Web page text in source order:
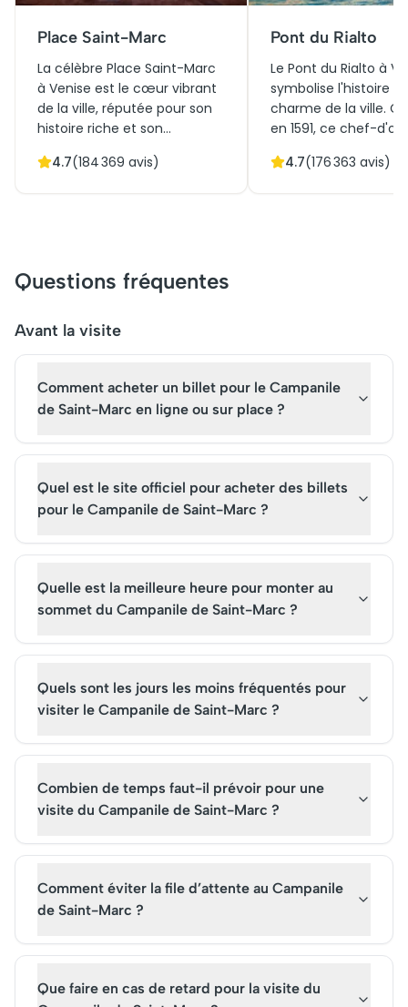
Place Saint-Marc
La célèbre Place Saint-Marc
à Venise est le cœur vibrant
de la ville, réputée pour son
histoire riche et son
notamment la Basilique
une attraction touristique
incontournable où réserver
guidée enrichit l'expérience.
continue d'attirer les visiteurs
du monde entier.
4.7(184 369 avis)
Pont du Rialto
Le Pont du Rialto à
symbolise l'histoire
charme de la ville.
en 1591, ce chef-
les quartiers de San
4.7(176 363 avis)
Questions fréquentes
Avant la visite
Comment acheter un billet pour le Campanile
de Saint-Marc en ligne ou sur place ?
Quel est le site officiel pour acheter des billets
pour le Campanile de Saint-Marc ?
Quelle est la meilleure heure pour monter au
sommet du Campanile de Saint-Marc ?
Quels sont les jours les moins fréquentés pour
visiter le Campanile de Saint-Marc ?
Combien de temps faut-il prévoir pour une
visite du Campanile de Saint-Marc ?
Comment éviter la file d’attente au Campanile
de Saint-Marc ?
Que faire en cas de retard pour la visite du